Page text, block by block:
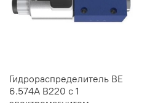
Гидрораспределитель ВЕ
6.574А В220 с 1